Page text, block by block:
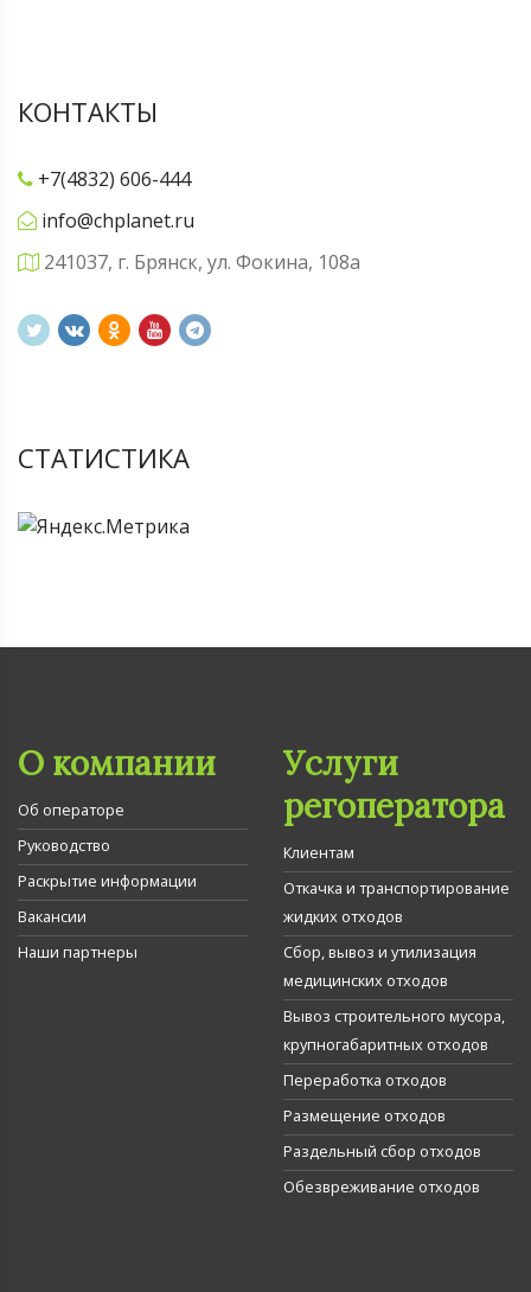
КОНТАКТЫ
+7(4832) 606-444
info@chplanet.ru
241037, г. Брянск, ул. Фокина, 108а
СТАТИСТИКА
О компании
Об операторе
Руководство
Раскрытие информации
Вакансии
Наши партнеры
Услуги
регоператора
Клиентам
Откачка и транспортирование
жидких отходов
Сбор, вывоз и утилизация
медицинских отходов
Вывоз строительного мусора,
крупногабаритных отходов
Переработка отходов
Размещение отходов
Раздельный сбор отходов
Обезвреживание отходов